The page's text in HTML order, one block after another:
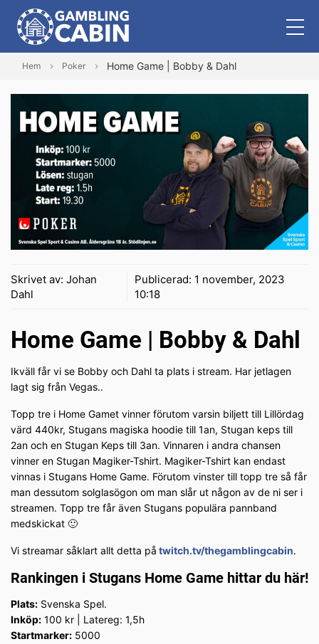
Hem Poker Home Game | Bobby & Dahl
Skrivet av: Johan
Dahl
Publicerad: 1 november, 2023
10:18
Home Game | Bobby & Dahl
Ikväll får vi se Bobby och Dahl ta plats i stream. Har jetlagen
lagt sig från Vegas..
Topp tre i Home Gamet vinner förutom varsin biljett till Lillördag
värd 440kr, Stugans magiska hoodie till 1an, Stugan keps till
2an och en Stugan Keps till 3an. Vinnaren i andra chansen
vinner en Stugan Magiker-Tshirt. Magiker-Tshirt kan endast
vinnas i Stugans Home Game. Förutom vinster till topp tre så får
man dessutom solglasögon om man slår ut någon av de ni ser i
streamen. Topp tre får även Stugans populära pannband
medskickat 🙂
Vi streamar såklart allt detta på twitch.tv/thegamblingcabin.
Rankingen i Stugans Home Game hittar du här!
Plats: Svenska Spel.
Inköp: 100 kr | Latereg: 1,5h
Startmarker: 5000